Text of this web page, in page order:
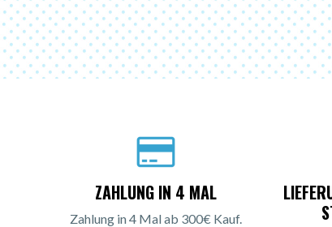
ZAHLUNG IN 4 MAL
Zahlung in 4 Mal ab 300€ Kauf.